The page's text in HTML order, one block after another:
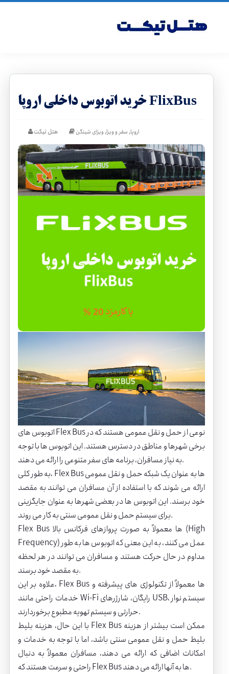
خرید اتوبوس داخلی اروپا FlixBus
هتل تیکت اروپا, سفر و ویزا, ویزای شینگن
اتوبوس های Flex Bus نوعی از حمل و نقل عمومی هستند که در
برخی شهرها و مناطق در دسترس هستند. این اتوبوس ها با توجه
به نیاز مسافران، برنامه های سفر متنوعی را ارائه می دهند.
به طور کلی، Flex Bus ها به عنوان یک شبکه حمل و نقل عمومی
ارائه می شوند که با استفاده از آن مسافران می توانند به مقصد
خود برسند. این اتوبوس ها در بعضی شهرها به عنوان جایگزینی
برای سیستم حمل و نقل عمومی سنتی به کار می روند.
Flex Bus ها معمولاً به صورت پروازهای فرکانس بالا (High
Frequency) عمل می کنند، به این معنی که اتوبوس ها به طور
مداوم در حال حرکت هستند و مسافران می توانند در هر لحظه
به مقصد خود برسند.
علاوه بر این، Flex Bus ها معمولاً از تکنولوژی های پیشرفته و
خدمات راحتی مانند Wi-Fi رایگان، شارژرهای USB، سیستم نوار
حرارتی و سیستم تهویه مطبوع برخوردارند.
با این حال، هزینه بلیط Flex Bus ممکن است بیشتر از هزینه
بلیط حمل و نقل عمومی سنتی باشد، اما با توجه به خدمات و
امکانات اضافی که ارائه می دهند، مسافران معمولاً به دنبال
راحتی و سرعت هستند که Flex Bus ها به آنها ارائه می دهند.